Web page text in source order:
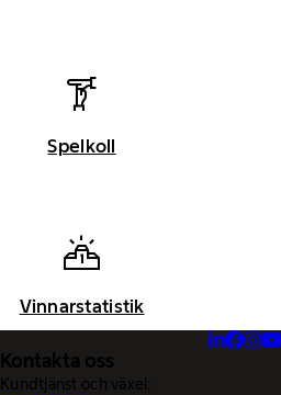
Spelkoll
Vinnarstatistik
Kontakta oss
Kundtjänst och växel: